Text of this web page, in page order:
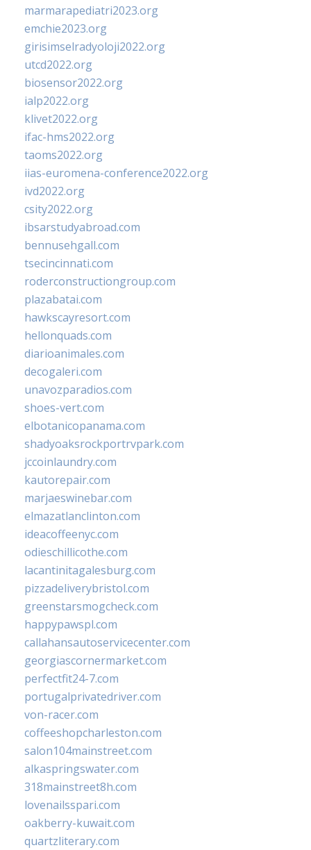
marmarapediatri2023.org
emchie2023.org
girisimselradyoloji2022.org
utcd2022.org
biosensor2022.org
ialp2022.org
klivet2022.org
ifac-hms2022.org
taoms2022.org
iias-euromena-conference2022.org
ivd2022.org
csity2022.org
ibsarstudyabroad.com
bennusehgall.com
tsecincinnati.com
roderconstructiongroup.com
plazabatai.com
hawkscayresort.com
hellonquads.com
diarioanimales.com
decogaleri.com
unavozparadios.com
shoes-vert.com
elbotanicopanama.com
shadyoaksrockportrvpark.com
jccoinlaundry.com
kautorepair.com
marjaeswinebar.com
elmazatlanclinton.com
ideacoffeenyc.com
odieschillicothe.com
lacantinitagalesburg.com
pizzadeliverybristol.com
greenstarsmogcheck.com
happypawspl.com
callahansautoservicecenter.com
georgiascornermarket.com
perfectfit24-7.com
portugalprivatedriver.com
von-racer.com
coffeeshopcharleston.com
salon104mainstreet.com
alkaspringswater.com
318mainstreet8h.com
lovenailsspari.com
oakberry-kuwait.com
quartzliterary.com